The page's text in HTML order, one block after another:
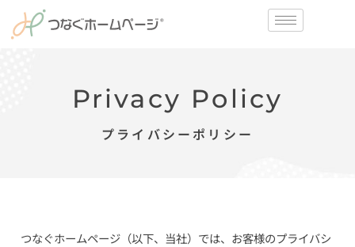
Privacy Policy
プライバシーポリシー
つなぐホームページ（以下、当社）では、お客様のプライバシ